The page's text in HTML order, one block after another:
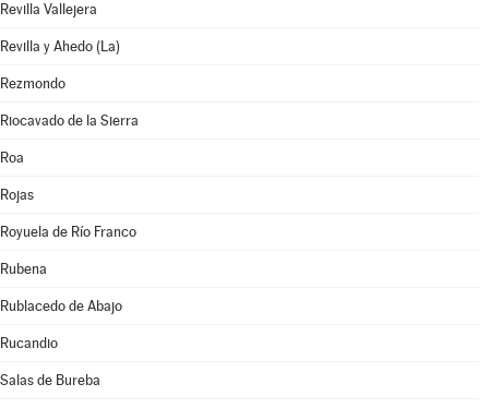
Revilla Vallejera
Revilla y Ahedo (La)
Rezmondo
Riocavado de la Sierra
Roa
Rojas
Royuela de Río Franco
Rubena
Rublacedo de Abajo
Rucandio
Salas de Bureba